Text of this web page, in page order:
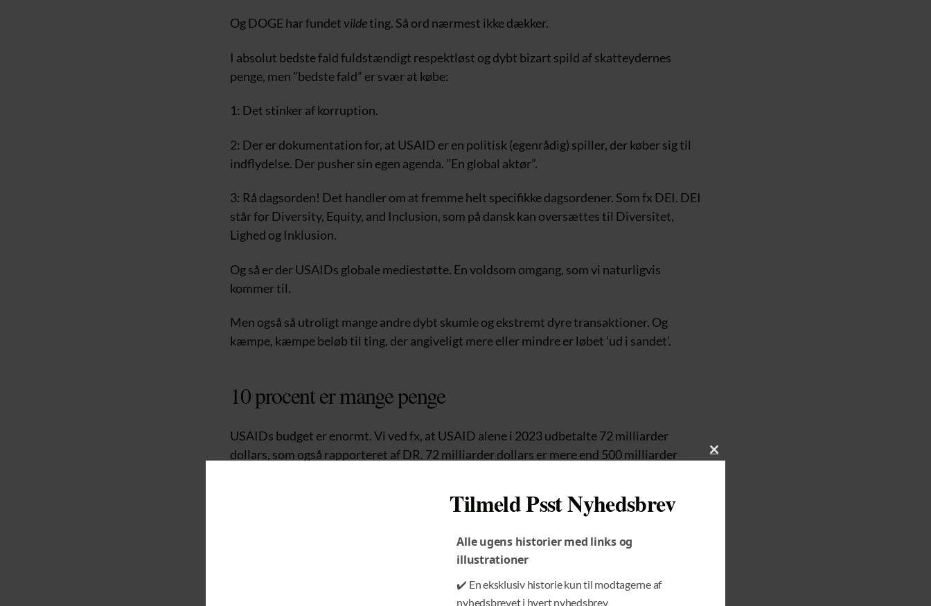
Og DOGE har fundet vildeting. Så ord nærmest ikke dækker.
I absolut bedste fald fuldstændigt respektløst og dybt bizart spild af skatteydernes
penge, men ”bedste fald” er svær at købe:
1: Det stinker af korruption.
2: Der er dokumentation for, at USAID er en politisk (egenrådig) spiller, der køber sig til
indflydelse. Der pusher sin egen agenda. ”En global aktør”.
3: Rå dagsorden! Det handler om at fremme helt specifikke dagsordener. Som fx DEI. DEI
står for Diversity, Equity, and Inclusion, som på dansk kan oversættes til Diversitet,
Lighed og Inklusion.
Og så er der USAIDs globale mediestøtte. En voldsom omgang, som vi naturligvis
kommer til.
Men også så utroligt mange andre dybt skumle og ekstremt dyre transaktioner. Og
kæmpe, kæmpe beløb til ting, der angiveligt mere eller mindre er løbet ’ud i sandet’.
10 procent er mange penge
USAIDs budget er enormt. Vi ved fx, at USAID alene i 2023 udbetalte 72 milliarder
dollars, som også rapporteret af DR. 72 milliarder dollars er mere end 500 milliarder
Men hvad så med alle de gode ting, som USAID også står for?
Det er også et reelt spørgsmål. En konkret og stor bekymring. Konsekvenserne af en
pludselig nedlukning af USAID kan være fuldstændigt uoverskuelige. Og grusomme.
I 2023 udbetalte USAID omkring 72 milliarder dollars i bistand, men kun en del af det
C
Tilmeld Psst Nyhedsbrev
Alle ugens historier med links og
illustrationer
✔️ En eksklusiv historie kun til modtagerne af
nyhedsbrevet i hvert nyhedsbrev